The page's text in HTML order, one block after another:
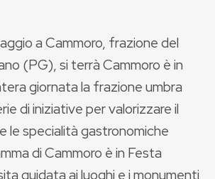
a Cammoro, frazione del
(PG), si terrà Cammoro è in
giornata la frazione umbra
di iniziative per valorizzare il
le specialità gastronomiche
di Cammoro è in Festa
guidata ai luoghi e i monumenti